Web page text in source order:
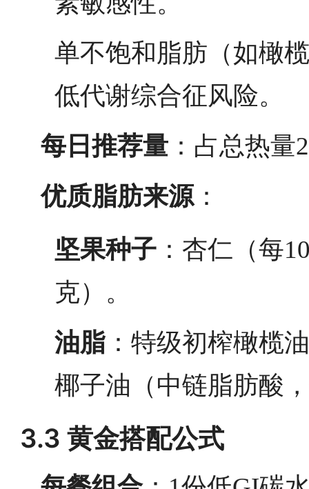
单不饱和脂肪（如橄
低代谢综合征风险。
每日推荐量 ：占总热量
优质脂肪来源：
坚果种子 ：杏仁（每
克）。
油脂 ：特级初榨橄榄
椰子油（中链脂肪酸
3.3 黄金搭配公式